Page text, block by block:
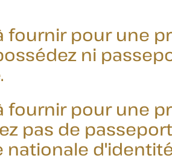
fournir pour une
ni
fournir pour une
pas de
nationale